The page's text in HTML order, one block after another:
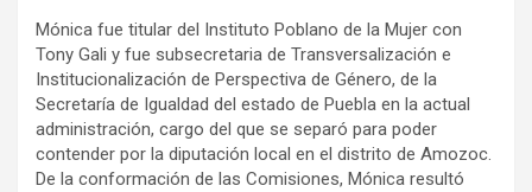
Mónica fue titular del Instituto Poblano de la Mujer con
Tony Gali y fue subsecretaria de Transversalización e
Institucionalización de Perspectiva de Género, de la
Secretaría de Igualdad del estado de Puebla en la actual
administración, cargo del que se separó para poder
contender por la diputación local en el distrito de Amozoc.
De la conformación de las Comisiones, Mónica resultó